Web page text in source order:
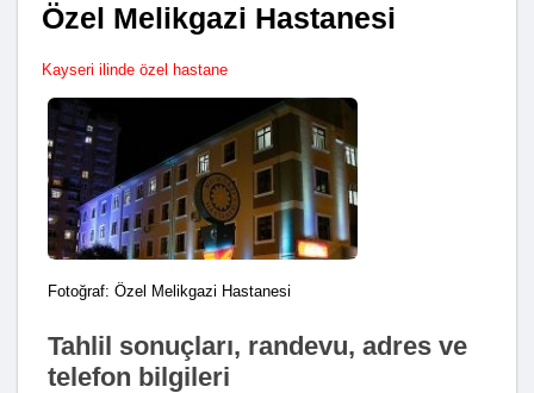
Özel Melikgazi Hastanesi
Kayseri ilinde özel hastane
Fotoğraf: Özel Melikgazi Hastanesi
Tahlil sonuçları, randevu, adres ve
telefon bilgileri